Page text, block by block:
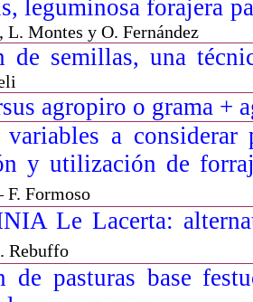
leguminosa forajera
L. Montes y O. Fernández
de semillas, una
agropiro o grama +
variables a
y utilización de
F. Formoso
Le Lacerta:
Rebuffo
de pasturas base